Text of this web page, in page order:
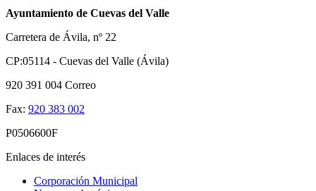
Ayuntamiento de Cuevas del Valle
Carretera de Ávila, nº 22
CP:05114 - Cuevas del Valle (Ávila)
920 391 004 Correo
Fax: 920 383 002
P0506600F
Enlaces de interés
Corporación Municipal